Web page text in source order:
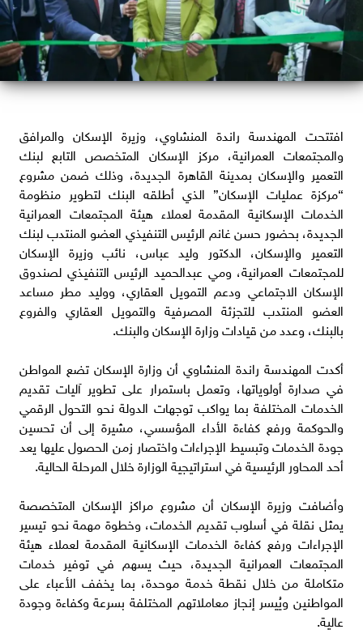
افتتحت المهندسة راندة المنشاوي، وزيرة الإسكان والمرافق
والمجتمعات العمرانية، مركز الإسكان المتخصص التابع لبنك
التعمير والإسكان بمدينة القاهرة الجديدة، وذلك ضمن مشروع
“مركزة عمليات الإسكان” الذي أطلقه البنك لتطوير منظومة
الخدمات الإسكانية المقدمة لعملاء هيئة المجتمعات العمرانية
الجديدة، بحضور حسن غانم الرئيس التنفيذي العضو المنتدب لبنك
التعمير والإسكان، الدكتور وليد عباس، نائب وزيرة الإسكان
للمجتمعات العمرانية، ومي عبدالحميد الرئيس التنفيذي لصندوق
الإسكان الاجتماعي ودعم التمويل العقاري، ووليد مطر مساعد
العضو المنتدب للتجزئة المصرفية والتمويل العقاري والفروع
بالبنك، وعدد من قيادات وزارة الإسكان والبنك.
أكدت المهندسة راندة المنشاوي أن وزارة الإسكان تضع المواطن
في صدارة أولوياتها، وتعمل باستمرار على تطوير آليات تقديم
الخدمات المختلفة بما يواكب توجهات الدولة نحو التحول الرقمي
والحوكمة ورفع كفاءة الأداء المؤسسي، مشيرة إلى أن تحسين
جودة الخدمات وتبسيط الإجراءات واختصار زمن الحصول عليها يعد
أحد المحاور الرئيسية في استراتيجية الوزارة خلال المرحلة الحالية.
وأضافت وزيرة الإسكان أن مشروع مراكز الإسكان المتخصصة
يمثل نقلة في أسلوب تقديم الخدمات، وخطوة مهمة نحو تيسير
الإجراءات ورفع كفاءة الخدمات الإسكانية المقدمة لعملاء هيئة
المجتمعات العمرانية الجديدة، حيث يسهم في توفير خدمات
متكاملة من خلال نقطة خدمة موحدة، بما يخفف الأعباء على
المواطنين ويُيسر إنجاز معاملاتهم المختلفة بسرعة وكفاءة وجودة
عالية.